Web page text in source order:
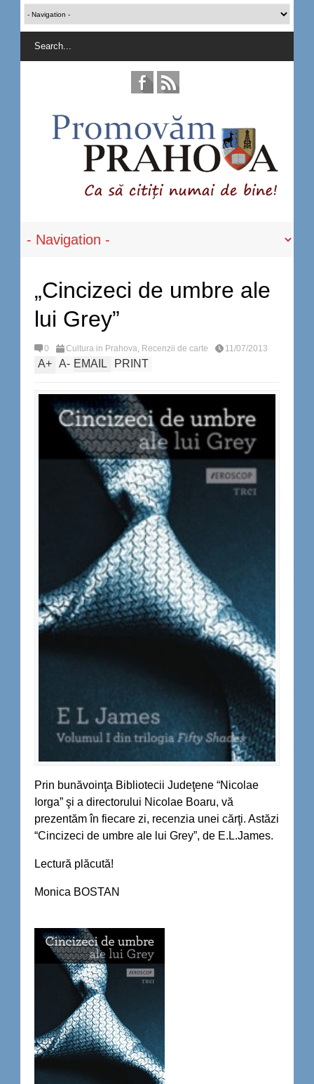
„Cincizeci de umbre ale
lui Grey”
0 Cultura in Prahova, Recenzii de carte 11/07/2013
A+ A- EMAIL PRINT
Prin bunăvoinţa Bibliotecii Judeţene “Nicolae
Iorga” şi a directorului Nicolae Boaru, vă
prezentăm în fiecare zi, recenzia unei cărţi. Astăzi
“Cincizeci de umbre ale lui Grey”, de E.L.James.
Lectură plăcută!
Monica BOSTAN